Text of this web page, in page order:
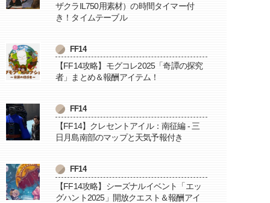
ザクラIL750用素材）の時間タイマー付
き！タイムテーブル
FF14
【FF14攻略】モグコレ2025「奇譚の探究
者」まとめ＆報酬アイテム！
FF14
【FF14】クレセントアイル：南征編 - 三
日月島南部のマップと天気予報付き
FF14
【FF14攻略】シーズナルイベント「エッ
グハント2025」開放クエスト＆報酬アイ